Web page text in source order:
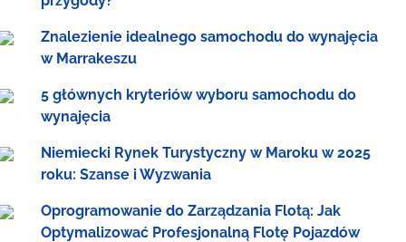
Znalezienie idealnego samochodu do wynajęcia
w Marrakeszu
5 głównych kryteriów wyboru samochodu do
wynajęcia
Niemiecki Rynek Turystyczny w Maroku w 2025
roku: Szanse i Wyzwania
Oprogramowanie do Zarządzania Flotą: Jak
Optymalizować Profesjonalną Flotę Pojazdów